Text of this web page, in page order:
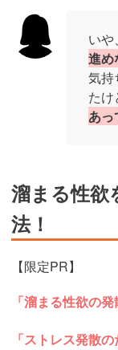
い
進め
気持
たけ
あっ
溜まる性欲
法！
【限定PR】
「溜まる性欲の
「ストレス発散